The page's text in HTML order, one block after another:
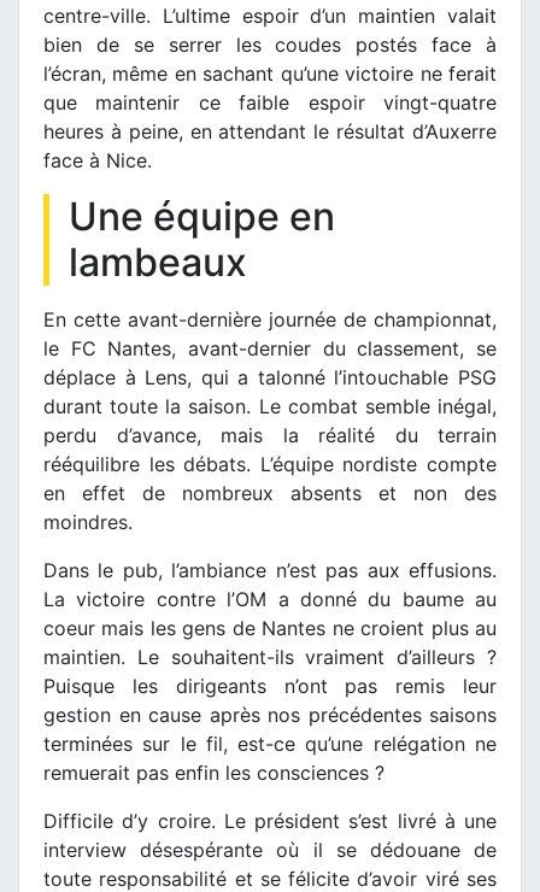
centre-ville. L’ultime espoir d’un maintien valait
bien de se serrer les coudes postés face à
l’écran, même en sachant qu’une victoire ne ferait
que maintenir ce faible espoir vingt-quatre
heures à peine, en attendant le résultat d’Auxerre
face à Nice.
Une équipe en
lambeaux
En cette avant-dernière journée de championnat,
le FC Nantes, avant-dernier du classement, se
déplace à Lens, qui a talonné l’intouchable PSG
durant toute la saison. Le combat semble inégal,
perdu d’avance, mais la réalité du terrain
rééquilibre les débats. L’équipe nordiste compte
en effet de nombreux absents et non des
moindres.
Dans le pub, l’ambiance n’est pas aux effusions.
La victoire contre l’OM a donné du baume au
coeur mais les gens de Nantes ne croient plus au
maintien. Le souhaitent-ils vraiment d’ailleurs ?
Puisque les dirigeants n’ont pas remis leur
gestion en cause après nos précédentes saisons
terminées sur le fil, est-ce qu’une relégation ne
remuerait pas enfin les consciences ?
Difficile d’y croire. Le président s’est livré à une
interview désespérante où il se dédouane de
toute responsabilité et se félicite d’avoir viré ses